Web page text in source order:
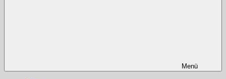
Menü